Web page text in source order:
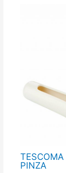
TESCOMA
PINZA